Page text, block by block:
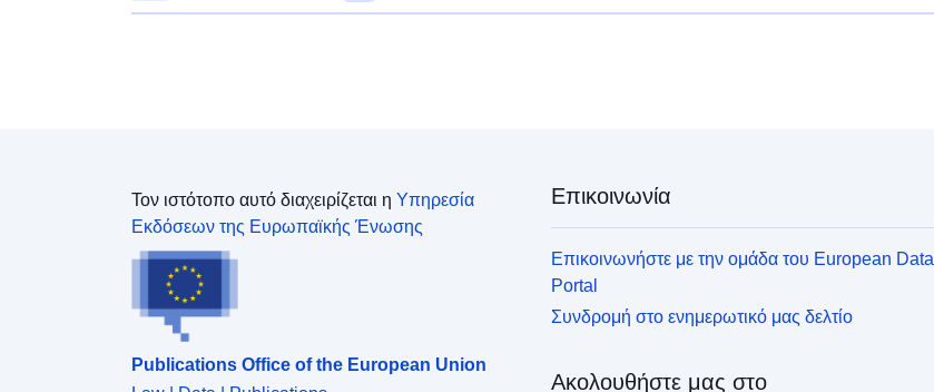
Τον ιστότοπο αυτό διαχειρίζεται η Υπηρεσία
Εκδόσεων της Ευρωπαϊκής Ένωσης
Publications Office of the European Union
Επικοινωνία
Επικοινωνήστε με την ομάδα του European Data
Portal
Συνδρομή στο ενημερωτικό μας δελτίο
Ακολουθήστε μας στο